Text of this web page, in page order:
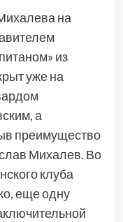
на
из
уже на
а
преимущество
Михалев. Во
клуба
еще одну